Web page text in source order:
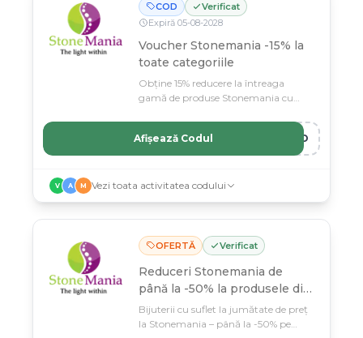
COD
Verificat
Expiră 05-08-2028
Voucher Stonemania -15% la
toate categoriile
Obține 15% reducere la întreaga
gamă de produse Stonemania cu
ERO
Afișează Codul
V A M Vezi toata activitatea codului
OFERTĂ Verificat
Reduceri Stonemania de
până la -50% la produsele din
selecție
Bijuterii cu suflet la jumătate de preț
la Stonemania – până la -50% pe